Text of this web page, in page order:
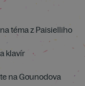
téma z Paisielliho
klavír
na Gounodova